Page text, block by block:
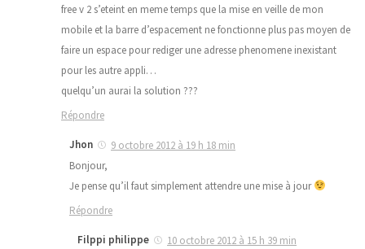
free v 2 s’eteint en meme temps que la mise en veille de mon
mobile et la barre d’espacement ne fonctionne plus pas moyen de
faire un espace pour rediger une adresse phenomene inexistant
pour les autre appli…
quelqu’un aurai la solution ???
Répondre
Jhon
9 octobre 2012 à 19 h 18 min
Bonjour,
Je pense qu’il faut simplement attendre une mise à jour
Répondre
Filppi philippe
10 octobre 2012 à 15 h 39 min